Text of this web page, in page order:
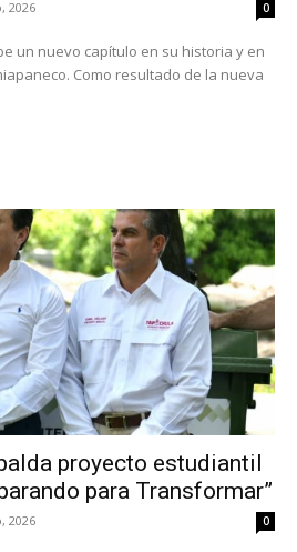
2026 0
un nuevo capítulo en su historia y en
de la nueva
proyecto estudiantil
para Transformar”
2026 0